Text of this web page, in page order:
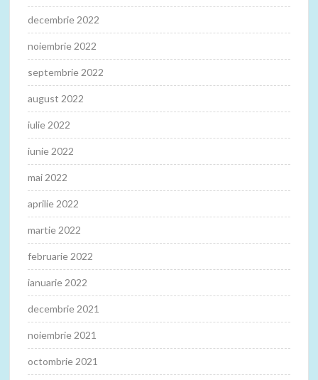
decembrie 2022
noiembrie 2022
septembrie 2022
august 2022
iulie 2022
iunie 2022
mai 2022
aprilie 2022
martie 2022
februarie 2022
ianuarie 2022
decembrie 2021
noiembrie 2021
octombrie 2021